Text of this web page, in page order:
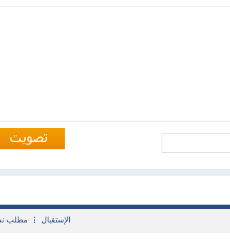
الإستقبال مطلب